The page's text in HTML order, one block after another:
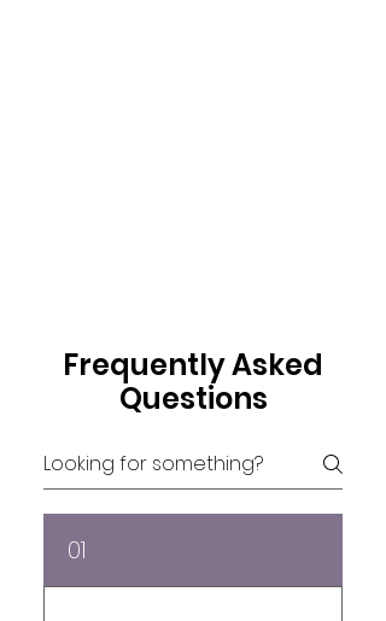
Frequently Asked
Questions
01